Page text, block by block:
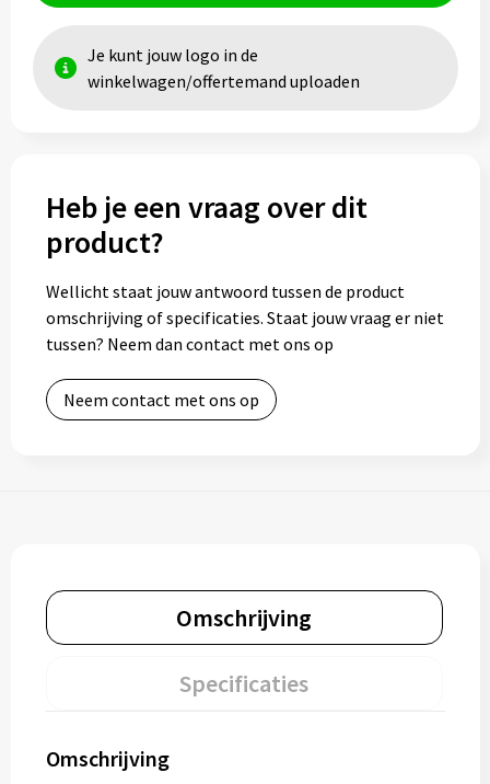
Je kunt jouw logo in de
winkelwagen/offertemand uploaden
Heb je een vraag over dit
product?
Wellicht staat jouw antwoord tussen de product
omschrijving of specificaties. Staat jouw vraag er niet
tussen? Neem dan contact met ons op
Neem contact met ons op
Omschrijving
Specificaties
Omschrijving